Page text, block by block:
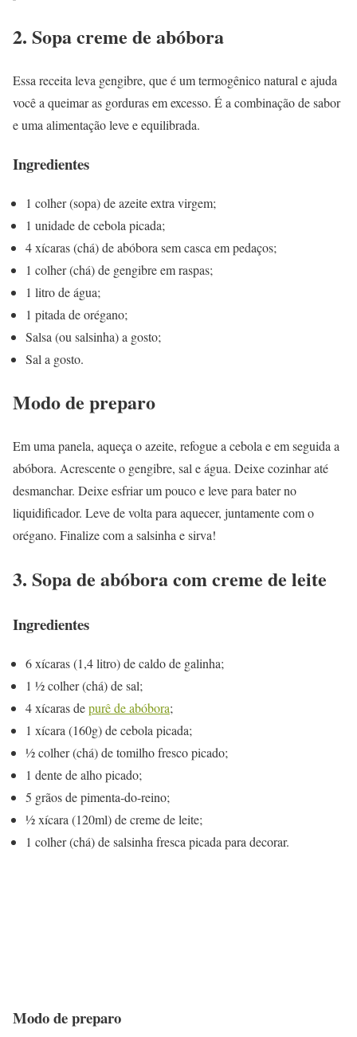
2. Sopa creme de abóbora
Essa receita leva gengibre, que é um termogênico natural e ajuda
você a queimar as gorduras em excesso. É a combinação de sabor
e uma alimentação leve e equilibrada.
Ingredientes
1 colher (sopa) de azeite extra virgem;
1 unidade de cebola picada;
4 xícaras (chá) de abóbora sem casca em pedaços;
1 colher (chá) de gengibre em raspas;
1 litro de água;
1 pitada de orégano;
Salsa (ou salsinha) a gosto;
Sal a gosto.
Modo de preparo
Em uma panela, aqueça o azeite, refogue a cebola e em seguida a
abóbora. Acrescente o gengibre, sal e água. Deixe cozinhar até
desmanchar. Deixe esfriar um pouco e leve para bater no
liquidificador. Leve de volta para aquecer, juntamente com o
orégano. Finalize com a salsinha e sirva!
3. Sopa de abóbora com creme de leite
Ingredientes
6 xícaras (1,4 litro) de caldo de galinha;
1 ½ colher (chá) de sal;
4 xícaras depurê de abóbora;
1 xícara (160g) de cebola picada;
½ colher (chá) de tomilho fresco picado;
1 dente de alho picado;
5 grãos de pimenta-do-reino;
½ xícara (120ml) de creme de leite;
1 colher (chá) de salsinha fresca picada para decorar.
Modo de preparo